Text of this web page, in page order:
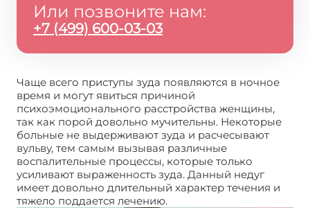
Или позвоните нам:
+7 (499) 600-03-03
Чаще всего приступы зуда появляются в ночное
время и могут явиться причиной
психоэмоционального расстройства женщины,
так как порой довольно мучительны. Некоторые
больные не выдерживают зуда и расчесывают
вульву, тем самым вызывая различные
воспалительные процессы, которые только
усиливают выраженность зуда. Данный недуг
имеет довольно длительный характер течения и
тяжело поддается лечению.